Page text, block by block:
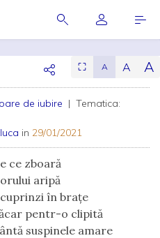
⛶ A A A
de iubire | Tematica:
in 29/01/2021
ce zboară
aripă
în brațe
pentr-o clipită
suspinele amare